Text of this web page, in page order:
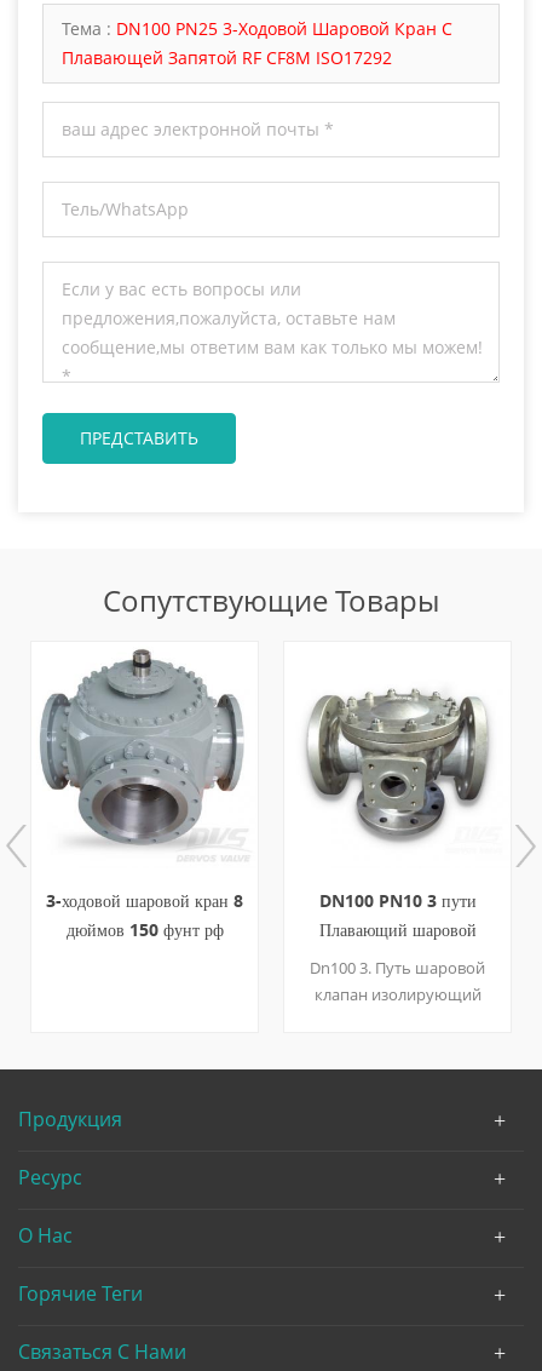
Тема : DN100 PN25 3-Ходовой Шаровой Кран С
Плавающей Запятой RF CF8M ISO17292
Сопутствующие Товары
DN100 PN10 3 пути
Плавающий шаровой
потока обслуживания
дросселирование или
Подходит для воды, пара,
кислоты, щелочи и других
механических примесей.
t порт DN150 PN16 3-
ходовой шаровой кран rf
трехходовой шаровой
кран имеет три порта или
трубопроводом или
Продукция
Ресурс
О Нас
Горячие Теги
Связаться С Нами